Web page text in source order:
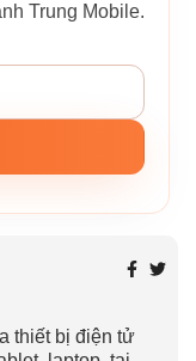
Trung Mobile.
thiết bị điện tử